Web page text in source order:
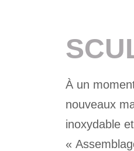
À un
nouveaux
inoxydable
«